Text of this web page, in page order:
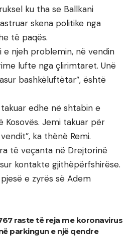
ku tha se Ballkani
skena politike nga
të paqës.
e njeh problemin, në vendin
lufte nga çlirimtaret. Unë
bashkëluftëtar”, është
edhe në shtabin e
Kosovës. Jemi takuar për
ka thënë Remi.
të veçanta në Drejtorinë
kontakte gjithëpërfshirëse.
e zyrës së Adem
raste të reja me koronavirus
parkingun e një qendre